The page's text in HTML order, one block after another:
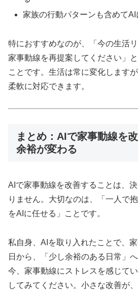
家族の行動パターンも含めてAI
特におすすめなのが、「今の生活
家事動線を再提案してください」
ことです。生活は常に変化します
柔軟に対応できます。
まとめ：AIで家事動線を
余裕が変わる
AIで家事動線を改善することは、
りません。大切なのは、「一人で
をAIに任せる」ことです。
私自身、AIを取り入れたことで、
日から、「少し余裕のある日常」
今、家事動線にストレスを感じて
してみてください。小さな改善が